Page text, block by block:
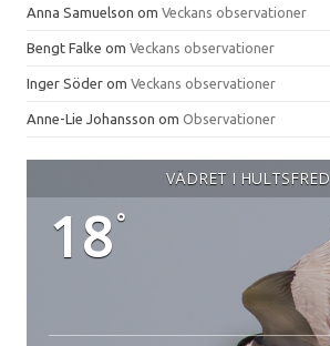
Anna Samuelson om Veckans observationer
Bengt Falke om Veckans observationer
Inger Söder om Veckans observationer
Anne-Lie Johansson om Observationer
VÄDRET I HULTSFRED
18°